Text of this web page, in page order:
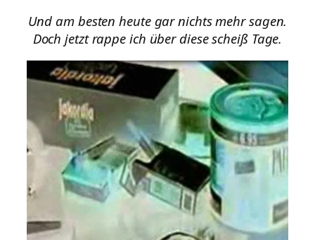
Und am besten heute gar nichts mehr sagen.
Doch jetzt rappe ich über diese scheiß Tage.